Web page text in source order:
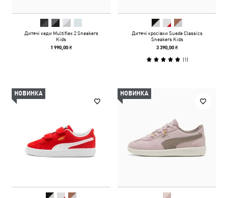
Дитячі кеди Multiflex 2 Sneakers
Kids
1 990,00 ₴
Дитячі кросівки Suede Classics
Sneakers Kids
3 390,00 ₴
(1)
НОВИНКА НОВИНКА